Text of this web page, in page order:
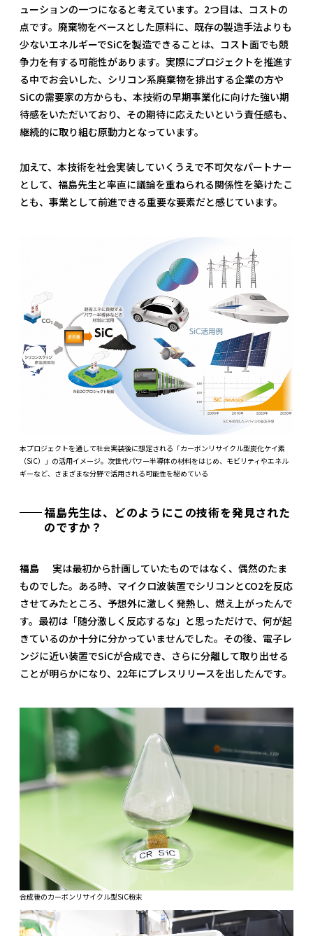
ューションの一つになると考えています。2つ目は、コストの
点です。廃棄物をベースとした原料に、既存の製造手法よりも
少ないエネルギーでSiCを製造できることは、コスト面でも競
争力を有する可能性があります。実際にプロジェクトを推進す
る中でお会いした、シリコン系廃棄物を排出する企業の方や
SiCの需要家の方からも、本技術の早期事業化に向けた強い期
待感をいただいており、その期待に応えたいという責任感も、
継続的に取り組む原動力となっています。
加えて、本技術を社会実装していくうえで不可欠なパートナー
として、福島先生と率直に議論を重ねられる関係性を築けたこ
とも、事業として前進できる重要な要素だと感じています。
本プロジェクトを通して社会実装後に想定される「カーボンリサイクル型炭化ケイ素
（SiC）」の活用イメージ。次世代パワー半導体の材料をはじめ、モビリティやエネル
ギーなど、さまざまな分野で活用される可能性を秘めている
福島先生は、どのようにこの技術を発見された
のですか？
福島
実は最初から計画していたものではなく、偶然のたま
ものでした。ある時、マイクロ波装置でシリコンとCO2を反応
させてみたところ、予想外に激しく発熱し、燃え上がったんで
す。最初は「随分激しく反応するな」と思っただけで、何が起
きているのか十分に分かっていませんでした。その後、電子レ
ンジに近い装置でSiCが合成でき、さらに分離して取り出せる
ことが明らかになり、22年にプレスリリースを出したんです。
合成後のカーボンリサイクル型SiC粉末